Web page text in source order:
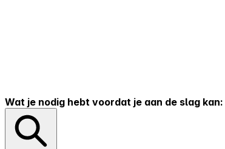
Wat je nodig hebt voordat je aan de slag kan: